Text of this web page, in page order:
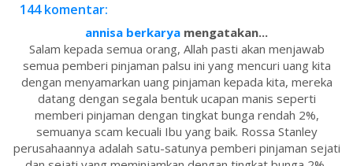
144 komentar:
annisa berkarya mengatakan...
Salam kepada semua orang, Allah pasti akan menjawab
semua pemberi pinjaman palsu ini yang mencuri uang kita
dengan menyamarkan uang pinjaman kepada kita, mereka
datang dengan segala bentuk ucapan manis seperti
memberi pinjaman dengan tingkat bunga rendah 2%,
semuanya scam kecuali Ibu yang baik. Rossa Stanley
perusahaannya adalah satu-satunya pemberi pinjaman sejati